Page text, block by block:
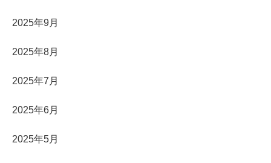
2025年9月
2025年8月
2025年7月
2025年6月
2025年5月